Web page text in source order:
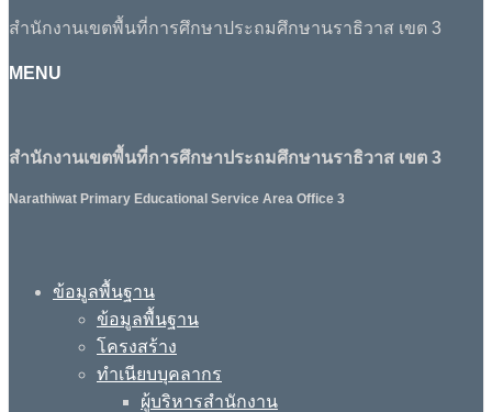
สำนักงานเขตพื้นที่การศึกษาประถมศึกษานราธิวาส เขต 3
MENU
สำนักงานเขตพื้นที่การศึกษาประถมศึกษานราธิวาส เขต 3
Narathiwat Primary Educational Service Area Office 3
ข้อมูลพื้นฐาน
ข้อมูลพื้นฐาน
โครงสร้าง
ทำเนียบบุคลากร
ผู้บริหารสำนักงาน